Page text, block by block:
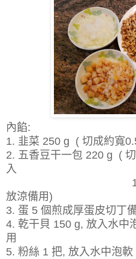
內餡:
1. 韭菜 250 g ( 切成約寬
2. 五香豆干一包 220 g (
入
1/2 TBS 的
放涼備用)
3. 蛋 5 個煎成厚蛋皮切丁
4. 乾干貝 150 g, 放入水中
用
5. 粉絲 1 把, 放入水中泡